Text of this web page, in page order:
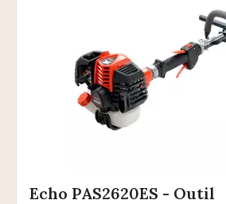
Echo PAS2620ES - Outil